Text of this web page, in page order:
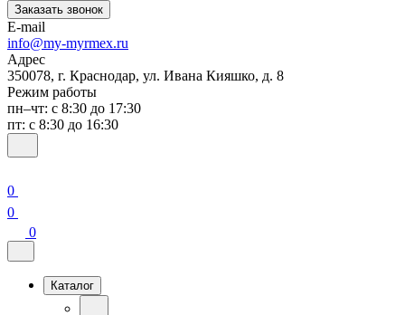
Заказать звонок
E-mail
info@my-myrmex.ru
Адрес
350078, г. Краснодар, ул. Ивана Кияшко, д. 8
Режим работы
пн–чт: с 8:30 до 17:30
пт: с 8:30 до 16:30
0
0
0
Каталог